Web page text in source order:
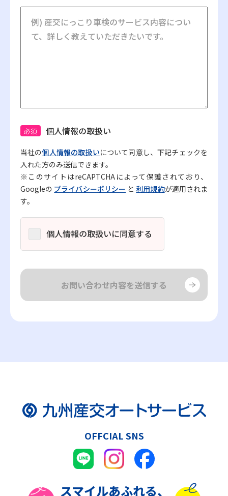
個人情報の取扱い
必須
当社の個人情報の取扱いについて同意し、下記チェックを
入れた方のみ送信できます。
※このサイトはreCAPTCHAによって保護されており、
Googleの プライバシーポリシー と利用規約が適用されま
す。
個人情報の取扱いに同意する
OFFCIAL SNS
スマイルあふれる、